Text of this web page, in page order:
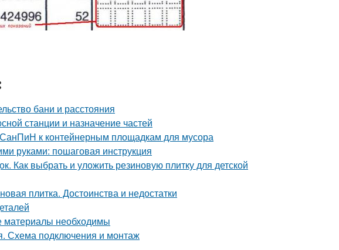
бани и расстояния
станции и назначение частей
к контейнерным площадкам для мусора
руками: пошаговая инструкция
Как выбрать и уложить резиновую плитку для детской
плитка. Достоинства и недостатки
материалы необходимы
Схема подключения и монтаж